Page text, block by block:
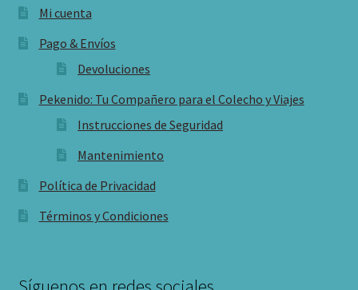
Mi cuenta
Pago & Envíos
Devoluciones
Pekenido: Tu Compañero para el Colecho y Viajes
Instrucciones de Seguridad
Mantenimiento
Política de Privacidad
Términos y Condiciones